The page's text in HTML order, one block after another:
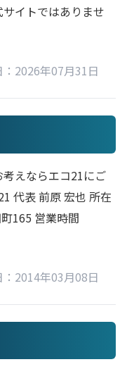
イトではありませ
：2026年07月31日
えならエコ21にご
代表 前原 宏也 所在
165 営業時間
：2014年03月08日